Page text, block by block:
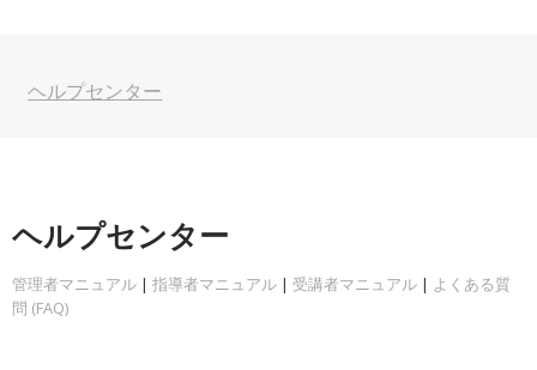
ヘルプセンター
ヘルプセンター
管理者マニュアル | 指導者マニュアル | 受講者マニュアル | よくある質
問 (FAQ)